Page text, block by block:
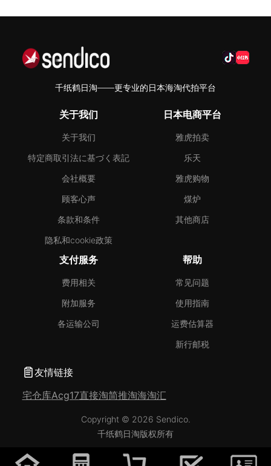
千纸鹤日淘——更专业的日本海淘代拍平台
关于我们
关于我们
特定商取引法に基づく表記
会社概要
顾客心声
条款和条件
隐私和cookie政策
日本电商平台
雅虎拍卖
乐天
雅虎购物
煤炉
其他商店
支付服务
费用相关
附加服务
各运输公司
帮助
常见问题
使用指南
运费估算器
新行邮税
友情链接
宅仓库Acg17直接淘简推淘海淘汇
Copyright © 2026 Sendico.
千纸鹤日淘版权所有